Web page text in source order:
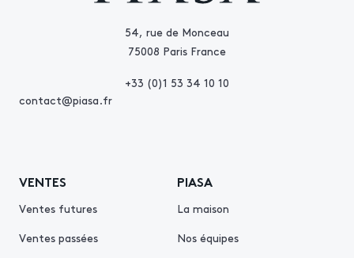
54, rue de Monceau
75008 Paris France
+33 (0)1 53 34 10 10
contact@piasa.fr
VENTES
Ventes futures
Ventes passées
PIASA
La maison
Nos équipes